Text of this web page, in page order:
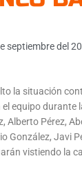
septiembre del
la situación
equipo durante
Alberto Pérez,
González, Javi
vistiendo la